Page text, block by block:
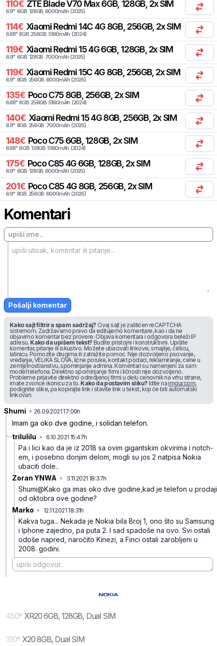
110€ ZTE Blade V70 Max 6GB, 128GB, 2x SIM
6.9" 6GB 128GB 6000mAh (2025)
114€ Xiaomi Redmi 14C 4G 8GB, 256GB, 2x SIM
6.88" 8GB 256GB 5160mAh (2024)
119€ Xiaomi Redmi 15 4G 6GB, 128GB, 2x SIM
6.9" 6GB 128GB 7000mAh (2025)
119€ Xiaomi Redmi 15C 4G 8GB, 256GB, 2x SIM
6.9" 8GB 256GB 6000mAh (2025)
135€ Poco C75 8GB, 256GB, 2x SIM
6.88" 8GB 256GB 5160mAh (2024)
140€ Xiaomi Redmi 15 4G 8GB, 256GB, 2x SIM
6.9" 8GB 256GB 7000mAh (2025)
148€ Poco C75 6GB, 128GB, 2x SIM
6.88" 6GB 128GB 5160mAh (2024)
175€ Poco C85 4G 6GB, 128GB, 2x SIM
6.9" 6GB 128GB 6000mAh (2025)
201€ Poco C85 4G 8GB, 256GB, 2x SIM
6.9" 8GB 256GB 6000mAh (2025)
Komentari
Pošalji komentar
Kako sajt filtrira spam sadržaj? Ovaj sajt je zaštićen reCAPTCHA
sistemom. Zadržavamo pravo da editujemo komentare, kao i da ne
objavimo komentar bez provere. Objava komentara i odgovora beleži IP
adresu. Kako da upišem tekst? Budite pristojni i konstruktivni. Upišite
komentar, pitanje ili iskustvo. Možete ubacivati linkove, smajlije, ćirilicu,
latinicu. Pomozite drugima ili zatražite pomoć. Nije dozvoljeno psovanje,
vređanje, VELIKA SLOVA, lične poruke, kontakt podaci, reklamiranje, cene u
zemlji/inostranstvu, spominjanje admina. Komentari su namenjeni za sam
model telefona. Direktno spominjanje firmi i ličnosti nije dozvoljeno.
Probleme prijavite direktno odredjenoj firmi u delu cenovnik na vrhu strane,
imate zvonce ikonicu za to. Kako da postavim sliku? Idite na imgur.com,
podignite slike, pa kopirajte link i stavite link u tekst, koji će biti automatski
linkovan.
Shumi • 26.09.2021 17:00h
Imam ga oko dve godine, i solidan telefon.
trilulilu • 6.10.2021 15:47h
Pa i lici kao da je iz 2018 sa ovim gigantskim okvirima i notch-
em, i posebno donjim delom, mogli su jos 2 natpisa Nokia
ubaciti dole..
Zoran YNWA • 3.11.2021 18:37h
Shumi@Kako ga imas oko dve godine,kad je telefon u prodaji
od oktobra ove godine?
Marko • 12.11.2021 18:31h
Kakva tuga... Nekada je Nokia bila Broj 1, ono što su Samsung
i Iphone zajedno, pa puta 2. I sad spadoše na ovo. Svi ostali
odoše napred, naročito Kinezi, a Finci ostali zarobljeni u
2008. godini.
450* XR20 6GB, 128GB, Dual SIM
310* X20 8GB, Dual SIM